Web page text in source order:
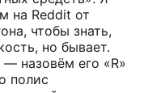
на Reddit от
чтобы знать,
но бывает.
назовём его «R»
полис